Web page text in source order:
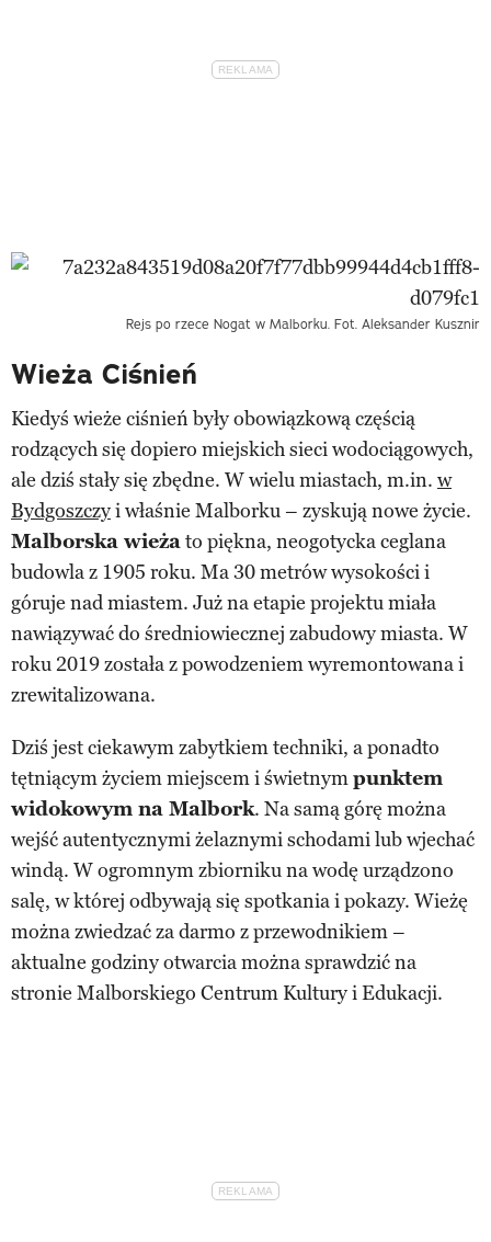
Rejs po rzece Nogat w Malborku. Fot. Aleksander Kusznir
Wieża Ciśnień
Kiedyś wieże ciśnień były obowiązkową częścią
rodzących się dopiero miejskich sieci wodociągowych,
ale dziś stały się zbędne. W wielu miastach, m.in. w
Bydgoszczyi właśnie Malborku – zyskują nowe życie.
Malborska wieżato piękna, neogotycka ceglana
budowla z 1905 roku. Ma 30 metrów wysokości i
góruje nad miastem. Już na etapie projektu miała
nawiązywać do średniowiecznej zabudowy miasta. W
roku 2019 została z powodzeniem wyremontowana i
zrewitalizowana.
Dziś jest ciekawym zabytkiem techniki, a ponadto
tętniącym życiem miejscem i świetnympunktem
widokowym na Malbork. Na samą górę można
wejść autentycznymi żelaznymi schodami lub wjechać
windą. W ogromnym zbiorniku na wodę urządzono
salę, w której odbywają się spotkania i pokazy. Wieżę
można zwiedzać za darmo z przewodnikiem –
aktualne godziny otwarcia można sprawdzić na
stronie Malborskiego Centrum Kultury i Edukacji.